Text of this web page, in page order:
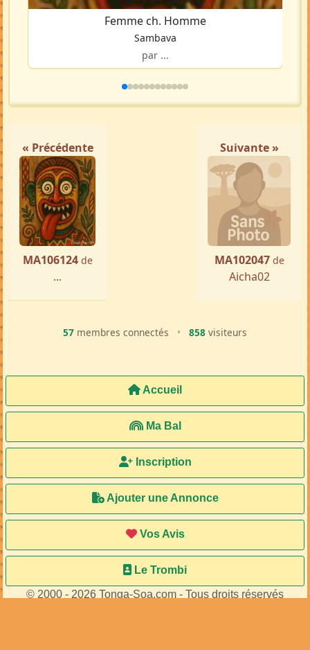
Femme ch. Homme
Sambava
par ...
« Précédente
MA106124 de
...
Suivante »
MA102047 de
Aicha02
57 membres connectés • 858 visiteurs
Accueil
Ma Bal
Inscription
Ajouter une Annonce
Vos Avis
Le Trombi
© 2000 - 2026 Tonga-Soa.com - Tous droits réservés